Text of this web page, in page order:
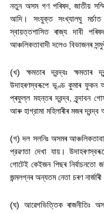
নতুন অসম গণ পৰিষদ,জাতীয়
আদি। সংযুক্ত সংখ্যালঘু
স্বায়ত্তশাসিত ৰাজ্য দাবী পৰিষদ
আঞ্চলিকতাবাদী দলেও বিভাজনৰ
(খ) ক্ষমতাৰ দ্বন্দ্বঃ ক্ষমতাৰ
উদাহৰণস্বৰূপে ভূণ্ড কুমাৰ ফুকন
প্ৰফুল্ল মহন্তৰ দ্বন্দ্ব,বৃন্দাবন
আৰু হাগ্রামা মহিলাৰীৰ মজৰ
(গ) দল সলনিঃ অসমৰ
প্রৱণতা দেখা যায়।
গোটেই কেইজন পিছৰ নিৰ্বাচনতো
জন্মলগ্নৰ অন্যতম নেতা চৰণ
(ঘ) আৱেগভিত্তিক ৰাজনীতিঃ